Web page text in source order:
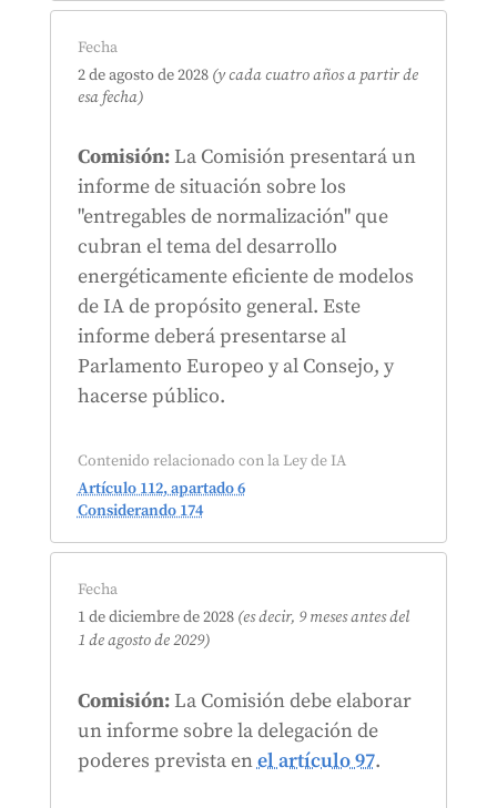
Fecha
2 de agosto de 2028 (y cada cuatro años a partir de
esa fecha)
Comisión:La Comisión presentará un
informe de situación sobre los
"entregables de normalización" que
cubran el tema del desarrollo
energéticamente eficiente de modelos
de IA de propósito general. Este
informe deberá presentarse al
Parlamento Europeo y al Consejo, y
hacerse público.
Contenido relacionado con la Ley de IA
Artículo 112, apartado 6
Considerando 174
Fecha
1 de diciembre de 2028 (es decir, 9 meses antes del
1 de agosto de 2029)
Comisión:La Comisión debe elaborar
un informe sobre la delegación de
poderes prevista enel artículo 97.